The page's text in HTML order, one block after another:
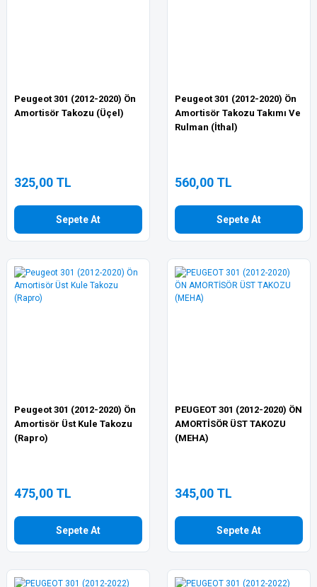
Peugeot 301 (2012-2020) Ön
Amortisör Takozu (Üçel)
325,00 TL
Sepete At
Peugeot 301 (2012-2020) Ön
Amortisör Takozu Takımı Ve
Rulman (İthal)
560,00 TL
Sepete At
Peugeot 301 (2012-2020) Ön
Amortisör Üst Kule Takozu
(Rapro)
475,00 TL
Sepete At
PEUGEOT 301 (2012-2020) ÖN
AMORTİSÖR ÜST TAKOZU
(MEHA)
345,00 TL
Sepete At